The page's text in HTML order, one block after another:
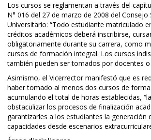
Los cursos se reglamentan a través del
N° 016 del 27 de marzo de 2008 del Consejo
Universitario: “Todo estudiante matriculado
créditos académicos deberá inscribirse,
obligatoriamente durante su carrera, como
cursos de formación integral. Los cursos
también pueden ser tomados por docentes o
Asimismo, el Vicerrector manifestó que es
haber tomado al menos dos cursos de
acumulando el total de horas establecidas,
obstaculizar los procesos de finalización
garantizarles a los estudiantes la generación
capacidades desde escenarios